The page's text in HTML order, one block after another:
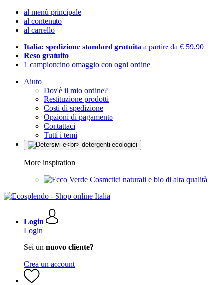
al menù principale
al contenuto
al carrello
Italia: spedizione standard gratuita a partire da € 59,90
Reso gratuito
1 campioncino omaggio con ogni ordine
Aiuto
Dov'è il mio ordine?
Restituzione prodotti
Costi di spedizione
Opzioni di pagamento
Contattaci
Tutti i temi
More inspiration
Cosmetici naturali e bio di alta qualità
Login
Login
Sei un nuovo cliente?
Crea un account